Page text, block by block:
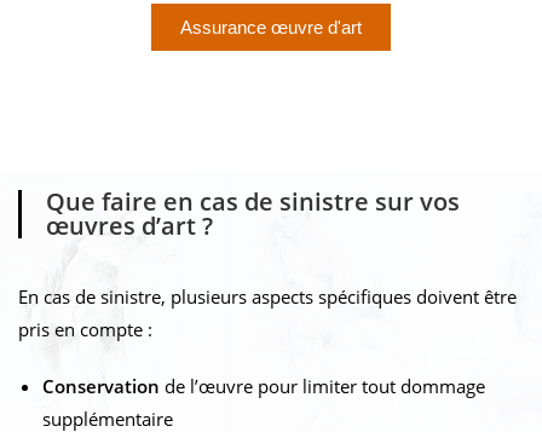
Assurance œuvre d'art
Que faire en cas de sinistre sur vos
œuvres d’art ?
En cas de sinistre, plusieurs aspects spécifiques doivent être
pris en compte :
Conservation de l’œuvre pour limiter tout dommage
supplémentaire